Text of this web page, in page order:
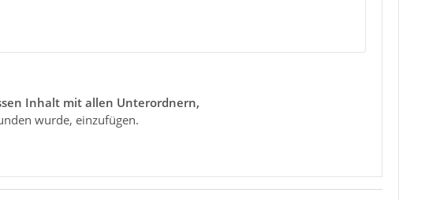
Inhalt mit allen Unterordnern,
wurde, einzufügen.